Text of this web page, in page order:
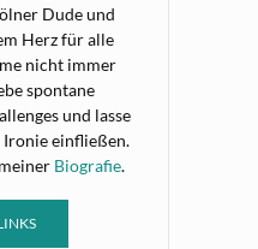
Dude und
Herz für alle
nicht immer
spontane
und lasse
Ironie einfließen.
Biografie.